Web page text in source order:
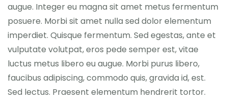
augue. Integer eu magna sit amet metus fermentum
posuere. Morbi sit amet nulla sed dolor elementum
imperdiet. Quisque fermentum. Sed egestas, ante et
vulputate volutpat, eros pede semper est, vitae
luctus metus libero eu augue. Morbi purus libero,
faucibus adipiscing, commodo quis, gravida id, est.
Sed lectus. Praesent elementum hendrerit tortor.